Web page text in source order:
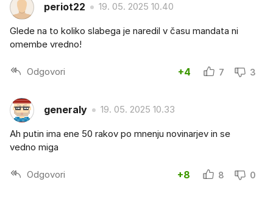
periot22 19. 05. 2025 10.40
Glede na to koliko slabega je naredil v času mandata ni
omembe vredno!
Odgovori +4 7 3
generaly 19. 05. 2025 10.33
Ah putin ima ene 50 rakov po mnenju novinarjev in se
vedno miga
Odgovori +8 8 0